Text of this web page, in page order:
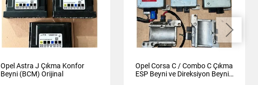
Opel Astra J Çıkma Konfor
Beyni (BCM) Orijinal
Opel Corsa C / Combo C Çıkma
ESP Beyni ve Direksiyon Beyni